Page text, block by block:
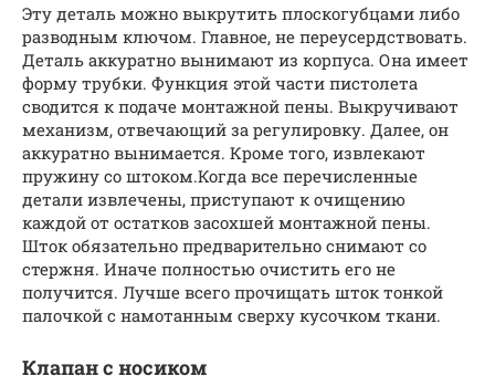
Эту деталь можно выкрутить плоскогубцами либо
разводным ключом. Главное, не переусердствовать.
Деталь аккуратно вынимают из корпуса. Она имеет
форму трубки. Функция этой части пистолета
сводится к подаче монтажной пены. Выкручивают
механизм, отвечающий за регулировку. Далее, он
аккуратно вынимается. Кроме того, извлекают
пружину со штоком.Когда все перечисленные
детали извлечены, приступают к очищению
каждой от остатков засохшей монтажной пены.
Шток обязательно предварительно снимают со
стержня. Иначе полностью очистить его не
получится. Лучше всего прочищать шток тонкой
палочкой с намотанным сверху кусочком ткани.
Клапан с носиком